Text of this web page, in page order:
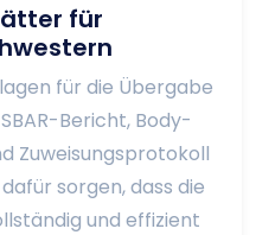
für
für die Übergabe
Bericht, Body-
Zuweisungsprotokoll
sorgen, dass die
und effizient